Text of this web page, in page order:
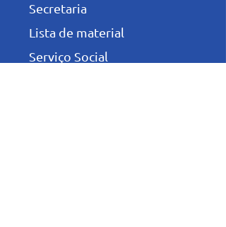
Secretaria
Lista de material
Serviço Social